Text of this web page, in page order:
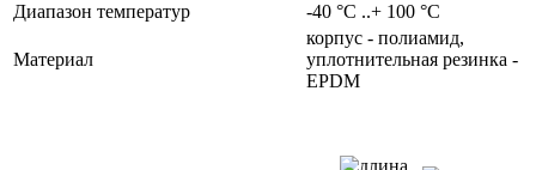
Диапазон температур
-40 °C ..+ 100 °C
Материал
корпус - полиамид,
уплотнительная резинка -
EPDM